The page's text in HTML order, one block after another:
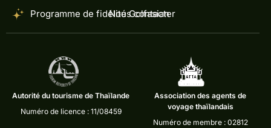
Programme de fidélité Golfasian
Nous contacter
Autorité du tourisme de Thaïlande
Numéro de licence : 11/08459
Association des agents de
voyage thaïlandais
Numéro de membre : 02812